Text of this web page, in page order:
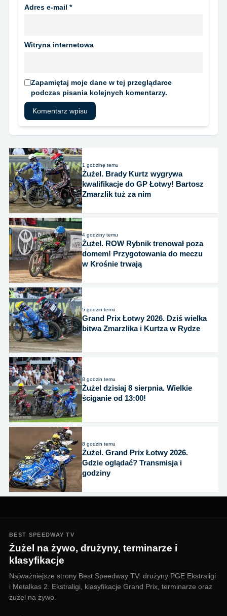
Adres e-mail *
Witryna internetowa
Zapamiętaj moje dane w tej przeglądarce
podczas pisania kolejnych komentarzy.
1 godzinę temu
Żużel. Brady Kurtz wygrywa
kwalifikacje do GP Łotwy! Bartosz
Zmarzlik tuż za nim
4 godziny temu
Żużel. ROW Rybnik trenował poza
domem! Przygotowania do meczu
w Krośnie trwają
5 godzin temu
Grand Prix Łotwy 2026. Dziś wielka
bitwa Zmarzlika i Kurtza w Rydze
8 godzin temu
Żużel dzisiaj 8 sierpnia. Wielkie
ściganie od 13:00!
8 godzin temu
Żużel. Grand Prix Łotwy 2026.
Gdzie oglądać? Transmisja i
godziny
BEST SPEEDWAY TV
Żużel na żywo, drużyny, terminarze i
klasyfikacje
Najważniejsze strony Best Speedway TV: drużyny PGE Ekstraligi
i Metalkas 2. Ekstraligi, klasyfikacje Grand Prix, terminarze oraz
żużel na żywo.